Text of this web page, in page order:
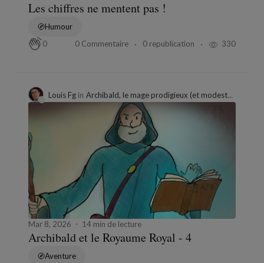
Les chiffres ne mentent pas !
Humour
0
0 Commentaire 0 republication 330
Louis Fg in Archibald, le mage prodigieux (et modeste...)
Mar 8, 2026 14 min de lecture
Archibald et le Royaume Royal - 4
Aventure